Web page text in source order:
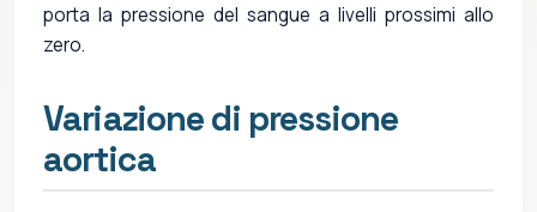
porta la pressione del sangue a livelli prossimi allo
zero.
Variazione di pressione
aortica